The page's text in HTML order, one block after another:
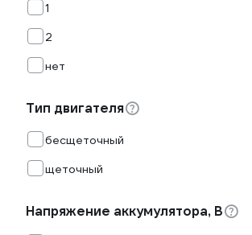
1
2
нет
Тип двигателя
бесщеточный
щеточный
Напряжение аккумулятора, В